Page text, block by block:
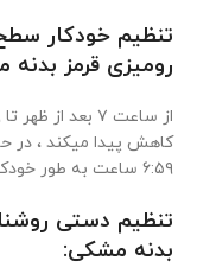
تنظیم خودکار
رومیزی قرمز
۶:۵۹ ساعت به طور خودکار سطح روشنایی را ۱۰۰ درصد نور تنظیم می
تنظیم دستی
بدنه مشکی: